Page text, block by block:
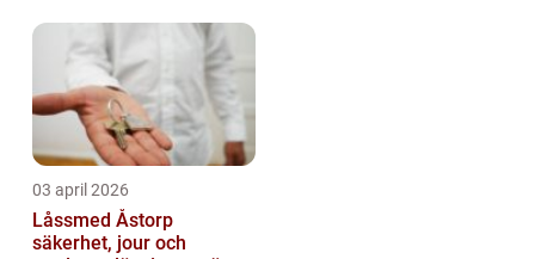
03 april 2026
Låssmed Åstorp
säkerhet, jour och